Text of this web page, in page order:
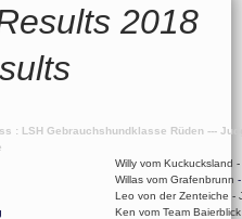
2018
: LSH Gebrauchshundklasse Rüden ---
Willy vom Kuckucksland -
Willas vom Grafenbrunn
Leo von der Zenteiche -
Ken vom Team Baierblick